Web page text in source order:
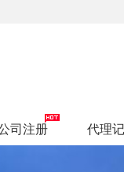
司注册 代理